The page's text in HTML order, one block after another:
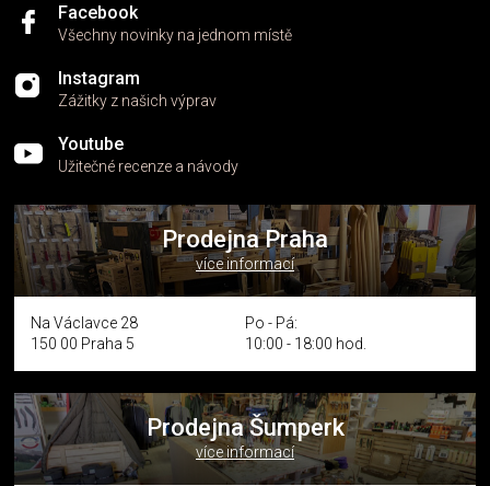
Facebook
Všechny novinky na jednom místě
Instagram
Zážitky z našich výprav
Youtube
Užitečné recenze a návody
Prodejna Praha
více informací
Na Václavce 28
150 00 Praha 5
Po - Pá:
10:00 - 18:00 hod.
Prodejna Šumperk
více informací